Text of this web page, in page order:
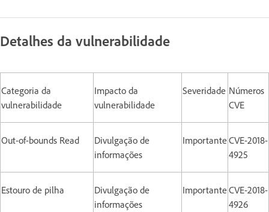
Detalhes da vulnerabilidade
Categoria da
vulnerabilidade
Impacto da
vulnerabilidade
Severidade Números
CVE
Out-of-bounds Read
Divulgação de
informações
ImportanteCVE-2018-
4925
Estouro de pilha
Divulgação de
informações
ImportanteCVE-2018-
4926